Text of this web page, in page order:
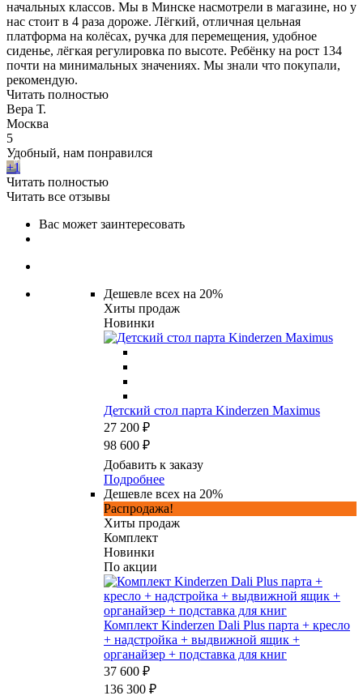
начальных классов. Мы в Минске насмотрели в магазине, но у
нас стоит в 4 раза дороже. Лёгкий, отличная цельная
платформа на колёсах, ручка для перемещения, удобное
сиденье, лёгкая регулировка по высоте. Ребёнку на рост 134
почти на минимальных значениях. Мы знали что покупали,
рекомендую.
Читать полностью
Вера Т.
Москва
5
Удобный, нам понравился
+1
Читать полностью
Читать все отзывы
Вас может заинтересовать
Дешевле всех на 20%
Хиты продаж
Новинки
Детский стол парта Kinderzen Maximus
27 200 ₽
98 600 ₽
Добавить к заказу
Подробнее
Дешевле всех на 20%
Распродажа!
Хиты продаж
Комплект
Новинки
По акции
Комплект Kinderzen Dali Plus парта + кресло
+ надстройка + выдвижной ящик +
органайзер + подставка для книг
37 600 ₽
136 300 ₽